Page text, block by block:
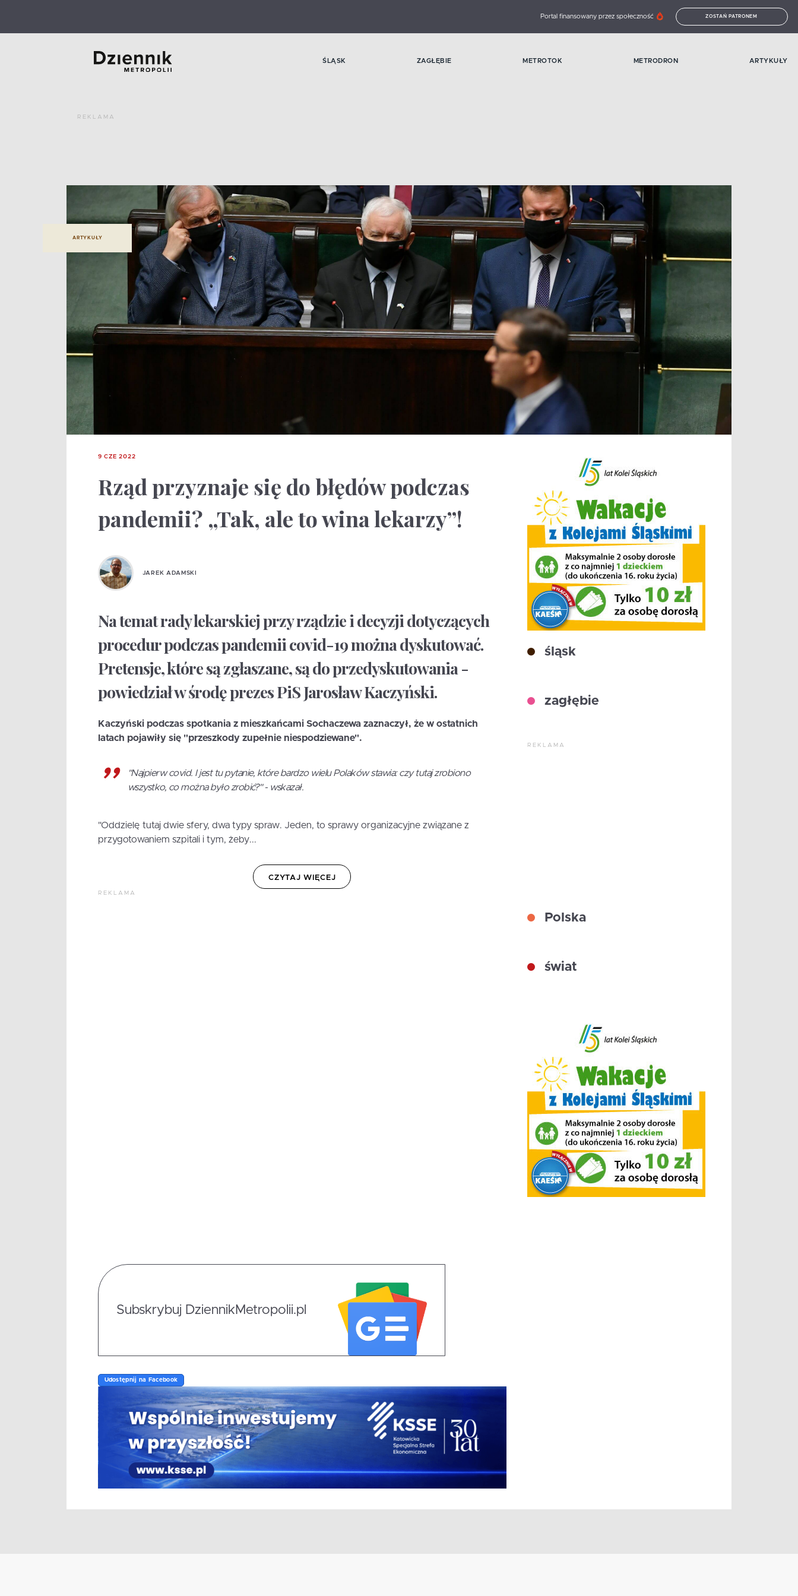
Portal finansowany przez społeczność ZOSTAŃ PATRONEM
ŚLĄSK ZAGŁĘBIE METROTOK METRODRON ARTYKUŁY
REKLAMA
ARTYKUŁY
9 CZE 2022
Rząd przyznaje się do błędów podczas
pandemii? „Tak, ale to wina lekarzy”!
JAREK ADAMSKI
Na temat rady lekarskiej przy rządzie i decyzji dotyczących
procedur podczas pandemii covid-19 można dyskutować.
Pretensje, które są zgłaszane, są do przedyskutowania -
powiedział w środę prezes PiS Jarosław Kaczyński.
Kaczyński podczas spotkania z mieszkańcami Sochaczewa zaznaczył, że w ostatnich
latach pojawiły się "przeszkody zupełnie niespodziewane".
"Najpierw covid. I jest tu pytanie, które bardzo wielu Polaków stawia: czy tutaj zrobiono
wszystko, co można było zrobić?" - wskazał.
"Oddzielę tutaj dwie sfery, dwa typy spraw. Jeden, to sprawy organizacyjne związane z
przygotowaniem szpitali i tym, żeby...
CZYTAJ WIĘCEJ
REKLAMA
Subskrybuj DziennikMetropolii.pl
Udostępnij na Facebook
śląsk
zagłębie
REKLAMA
Polska
świat